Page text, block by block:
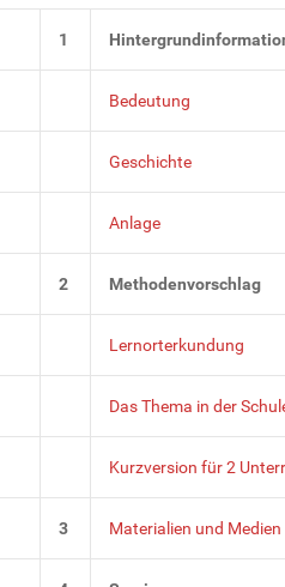
1
Bedeutung
Geschichte
Anlage
2 Methodenvorschlag
Lernorterkundung
Das Thema in der
Kurzversion für 2
3 Materialien und Medien